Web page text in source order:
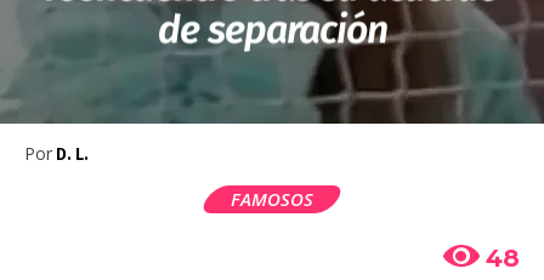
de separación
Por D. L.
FAMOSOS
48